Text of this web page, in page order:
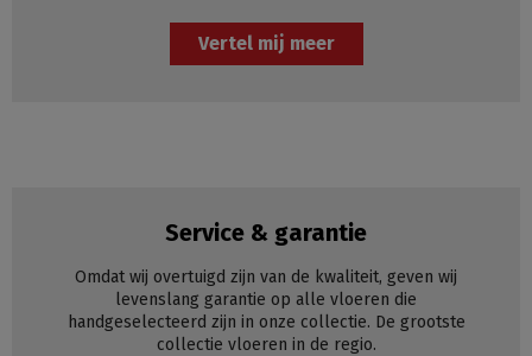
Vertel mij meer
Service & garantie
Omdat wij overtuigd zijn van de kwaliteit, geven wij
levenslang garantie op alle vloeren die
handgeselecteerd zijn in onze collectie. De grootste
collectie vloeren in de regio.